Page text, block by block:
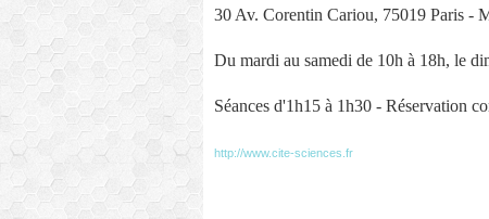
30 Av. Corentin Cariou, 75019 Paris -
Du mardi au samedi de 10h à 18h, le
Séances d'1h15 à 1h30 - Réservation
http://www.cite-sciences.fr